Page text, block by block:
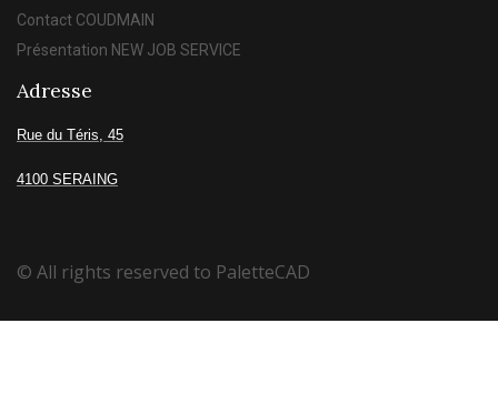
Contact COUDMAIN
Présentation NEW JOB SERVICE
Adresse
Rue du Téris, 45
4100 SERAING
© All rights reserved to PaletteCAD